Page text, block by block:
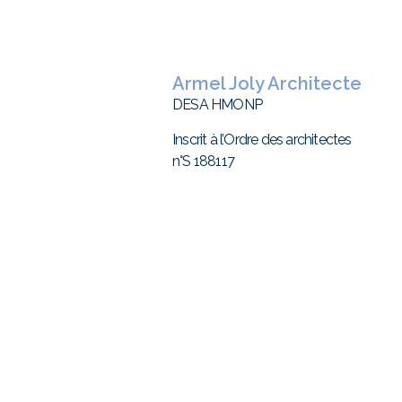
Armel Joly Architecte
DESA HMONP
Inscrit à l’Ordre des architectes
n°S 188117